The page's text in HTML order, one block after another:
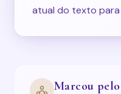
atual do texto
Marcou pelo